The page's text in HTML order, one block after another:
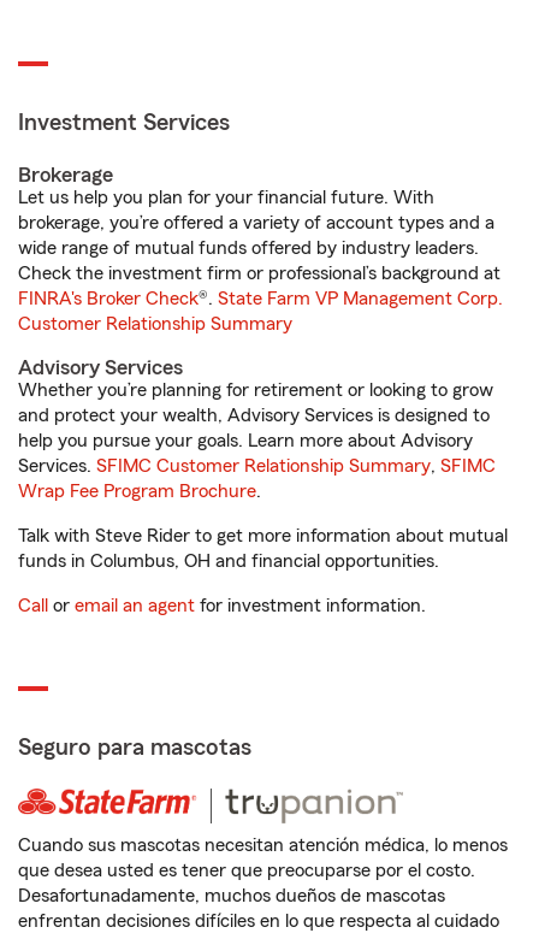
Investment Services
Brokerage
Let us help you plan for your financial future. With
brokerage, you’re offered a variety of account types and a
wide range of mutual funds offered by industry leaders.
Check the investment firm or professional’s background at
FINRA's Broker Check®. State Farm VP Management Corp.
Customer Relationship Summary
Advisory Services
Whether you’re planning for retirement or looking to grow
and protect your wealth, Advisory Services is designed to
help you pursue your goals. Learn more about Advisory
Services. SFIMC Customer Relationship Summary, SFIMC
Wrap Fee Program Brochure.
Talk with Steve Rider to get more information about mutual
funds in Columbus, OH and financial opportunities.
Call or email an agent for investment information.
Seguro para mascotas
Cuando sus mascotas necesitan atención médica, lo menos
que desea usted es tener que preocuparse por el costo.
Desafortunadamente, muchos dueños de mascotas
enfrentan decisiones difíciles en lo que respecta al cuidado